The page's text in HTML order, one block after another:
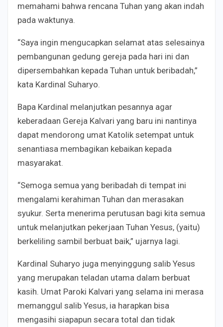
memahami bahwa rencana Tuhan yang akan indah
pada waktunya.
“Saya ingin mengucapkan selamat atas selesainya
pembangunan gedung gereja pada hari ini dan
dipersembahkan kepada Tuhan untuk beribadah,”
kata Kardinal Suharyo.
Bapa Kardinal melanjutkan pesannya agar
keberadaan Gereja Kalvari yang baru ini nantinya
dapat mendorong umat Katolik setempat untuk
senantiasa membagikan kebaikan kepada
masyarakat.
“Semoga semua yang beribadah di tempat ini
mengalami kerahiman Tuhan dan merasakan
syukur. Serta menerima perutusan bagi kita semua
untuk melanjutkan pekerjaan Tuhan Yesus, (yaitu)
berkeliling sambil berbuat baik,” ujarnya lagi.
Kardinal Suharyo juga menyinggung salib Yesus
yang merupakan teladan utama dalam berbuat
kasih. Umat Paroki Kalvari yang selama ini merasa
memanggul salib Yesus, ia harapkan bisa
mengasihi siapapun secara total dan tidak